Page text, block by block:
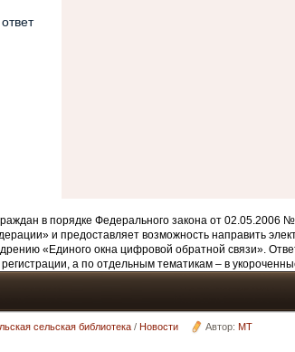
в порядке Федерального закона от 02.05.2006
и предоставляет возможность направить
«Единого окна цифровой обратной связи».
а по отдельным тематикам – в
сельская библиотека /Новости Автор:MT